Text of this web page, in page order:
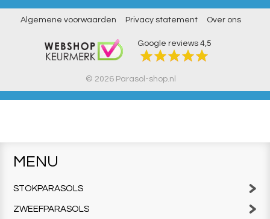
Algemene voorwaarden Privacy statement Over ons
Google reviews 4,5
© 2026 Parasol-shop.nl
MENU
STOKPARASOLS
ZWEEFPARASOLS